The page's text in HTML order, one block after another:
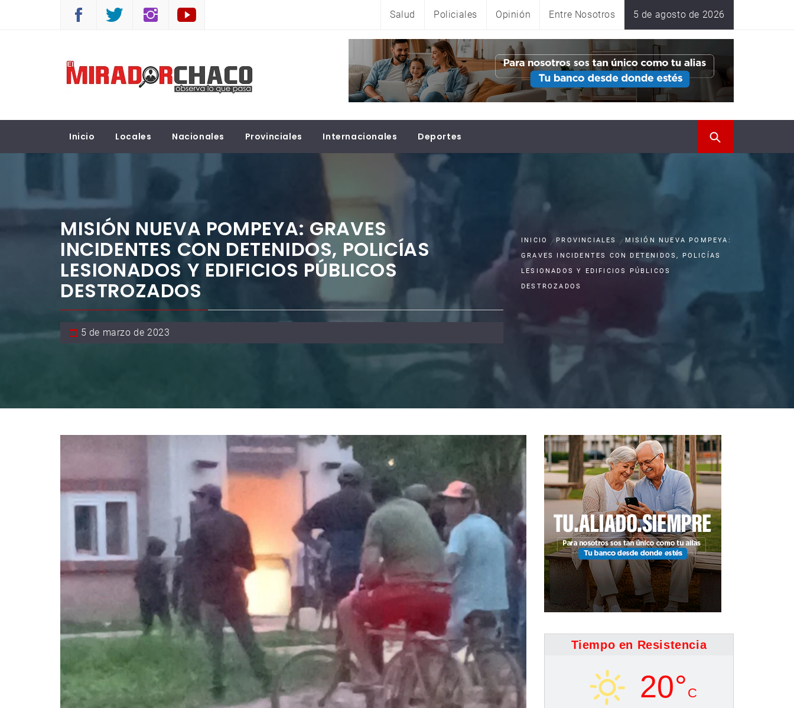
Salud Policiales Opinión Entre Nosotros 5 de agosto de 2026
EL MIRADOR CHACO
Inicio Locales Nacionales Provinciales Internacionales Deportes
MISIÓN NUEVA POMPEYA: GRAVES
INCIDENTES CON DETENIDOS, POLICÍAS
LESIONADOS Y EDIFICIOS PÚBLICOS
DESTROZADOS
5 de marzo de 2023
INICIO PROVINCIALES
MISIÓN NUEVA POMPEYA:
GRAVES INCIDENTES CON DETENIDOS, POLICÍAS
LESIONADOS Y EDIFICIOS PÚBLICOS
DESTROZADOS
Tiempo en Resistencia
20° C